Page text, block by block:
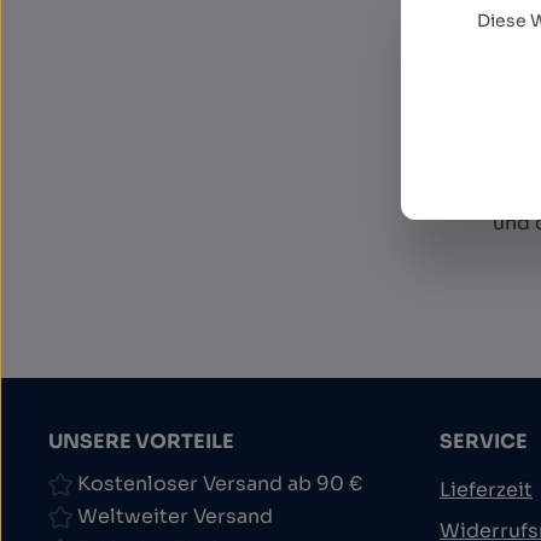
E-
Diese
und
UNSERE VORTEILE
Kostenloser Versand ab 90 €
Weltweiter Versand
SERVICE
Lieferzeit
Diese